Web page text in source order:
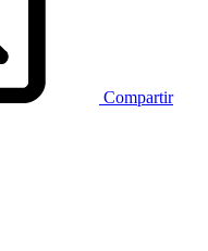
Compartir